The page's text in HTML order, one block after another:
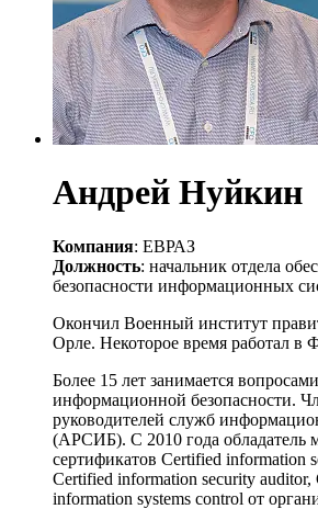
Андрей Нуйкин
Компания: ЕВРАЗ
Должность: начальник отдела
безопасности информационных
Окончил Военный институт
Орле. Некоторое время работал
Более 15 лет занимается
информационной безопасности.
руководителей служб
(АРСИБ). С 2010 года обладатель
сертификатов Certified information
Certified information security auditor,
information systems control от